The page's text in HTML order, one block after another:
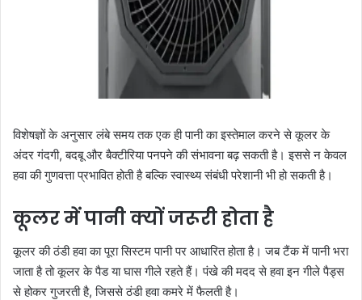
विशेषज्ञों के अनुसार लंबे समय तक एक ही पानी का इस्तेमाल करने से कूलर के
अंदर गंदगी, बदबू और बैक्टीरिया पनपने की संभावना बढ़ सकती है। इससे न केवल
हवा की गुणवत्ता प्रभावित होती है बल्कि स्वास्थ्य संबंधी परेशानी भी हो सकती है।
कूलर में पानी क्यों जरूरी होता है
कूलर की ठंडी हवा का पूरा सिस्टम पानी पर आधारित होता है। जब टैंक में पानी भरा
जाता है तो कूलर के पैड या घास गीले रहते हैं। पंखे की मदद से हवा इन गीले पैड्स
से होकर गुजरती है, जिससे ठंडी हवा कमरे में फैलती है।